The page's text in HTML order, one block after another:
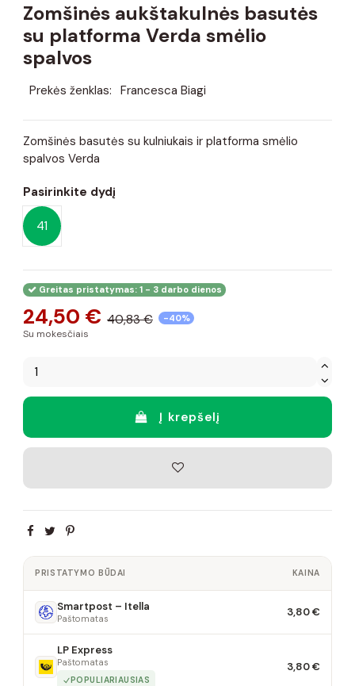
Zomšinės aukštakulnės basutės
su platforma Verda smėlio
spalvos
Prekės ženklas: Francesca Biagi
Zomšinės basutės su kulniukais ir platforma smėlio
spalvos Verda
Pasirinkite dydį
41
Greitas pristatymas: 1 - 3 darbo dienos
24,50 € 40,83 € -40%
Su mokesčiais
Į krepšelį
PRISTATYMO BŪDAI KAINA
Smartpost – Itella
Paštomatas 3,80 €
LP Express
Paštomatas
POPULIARIAUSIAS
3,80 €